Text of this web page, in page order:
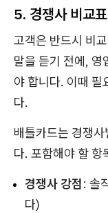
5. 경쟁사 비교
고객은 반드시 비
말을 듣기 전에, 영
야 합니다. 이때 필
다.
배틀카드는 경쟁
다. 포함해야 할 항
경쟁사 강점: 솔
다)